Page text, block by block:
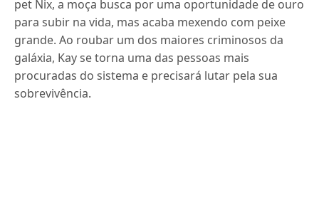
pet Nix, a moça busca por uma oportunidade de ouro
para subir na vida, mas acaba mexendo com peixe
grande. Ao roubar um dos maiores criminosos da
galáxia, Kay se torna uma das pessoas mais
procuradas do sistema e precisará lutar pela sua
sobrevivência.